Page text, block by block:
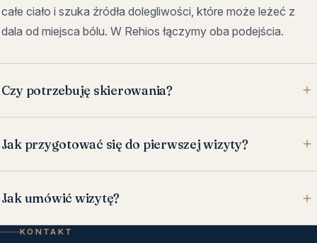
całe ciało i szuka źródła dolegliwości, które może leżeć z
dala od miejsca bólu. W Rehios łączymy oba podejścia.
Czy potrzebuję skierowania?
Jak przygotować się do pierwszej wizyty?
Jak umówić wizytę?
KONTAKT